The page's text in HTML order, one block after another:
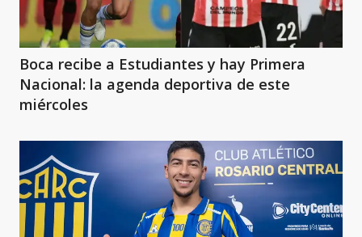
Boca recibe a Estudiantes y hay Primera
Nacional: la agenda deportiva de este
miércoles